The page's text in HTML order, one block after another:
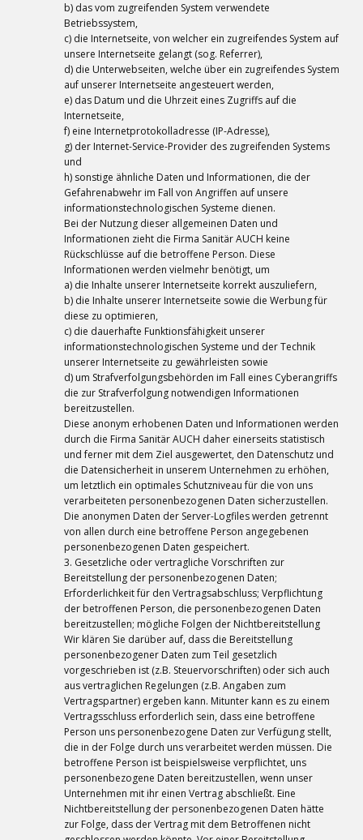
b) das vom zugreifenden System verwendete
Betriebssystem,
c) die Internetseite, von welcher ein zugreifendes System auf
unsere Internetseite gelangt (sog. Referrer),
d) die Unterwebseiten, welche über ein zugreifendes System
auf unserer Internetseite angesteuert werden,
e) das Datum und die Uhrzeit eines Zugriffs auf die
Internetseite,
f) eine Internetprotokolladresse (IP-Adresse),
g) der Internet-Service-Provider des zugreifenden Systems
und
h) sonstige ähnliche Daten und Informationen, die der
Gefahrenabwehr im Fall von Angriffen auf unsere
informationstechnologischen Systeme dienen.
Bei der Nutzung dieser allgemeinen Daten und
Informationen zieht die Firma Sanitär AUCH keine
Rückschlüsse auf die betroffene Person. Diese
Informationen werden vielmehr benötigt, um
a) die Inhalte unserer Internetseite korrekt auszuliefern,
b) die Inhalte unserer Internetseite sowie die Werbung für
diese zu optimieren,
c) die dauerhafte Funktionsfähigkeit unserer
informationstechnologischen Systeme und der Technik
unserer Internetseite zu gewährleisten sowie
d) um Strafverfolgungsbehörden im Fall eines Cyberangriffs
die zur Strafverfolgung notwendigen Informationen
bereitzustellen.
Diese anonym erhobenen Daten und Informationen werden
durch die Firma Sanitär AUCH daher einerseits statistisch
und ferner mit dem Ziel ausgewertet, den Datenschutz und
die Datensicherheit in unserem Unternehmen zu erhöhen,
um letztlich ein optimales Schutzniveau für die von uns
verarbeiteten personenbezogenen Daten sicherzustellen.
Die anonymen Daten der Server-Logfiles werden getrennt
von allen durch eine betroffene Person angegebenen
personenbezogenen Daten gespeichert.
3. Gesetzliche oder vertragliche Vorschriften zur
Bereitstellung der personenbezogenen Daten;
Erforderlichkeit für den Vertragsabschluss; Verpflichtung
der betroffenen Person, die personenbezogenen Daten
bereitzustellen; mögliche Folgen der Nichtbereitstellung
Wir klären Sie darüber auf, dass die Bereitstellung
personenbezogener Daten zum Teil gesetzlich
vorgeschrieben ist (z.B. Steuervorschriften) oder sich auch
aus vertraglichen Regelungen (z.B. Angaben zum
Vertragspartner) ergeben kann. Mitunter kann es zu einem
Vertragsschluss erforderlich sein, dass eine betroffene
Person uns personenbezogene Daten zur Verfügung stellt,
die in der Folge durch uns verarbeitet werden müssen. Die
betroffene Person ist beispielsweise verpflichtet, uns
personenbezogene Daten bereitzustellen, wenn unser
Unternehmen mit ihr einen Vertrag abschließt. Eine
Nichtbereitstellung der personenbezogenen Daten hätte
zur Folge, dass der Vertrag mit dem Betroffenen nicht